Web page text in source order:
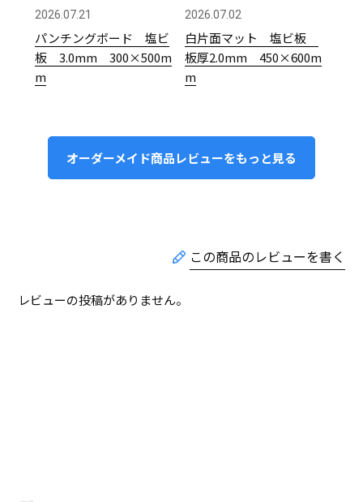
2026.07.21
パンチングボード 塩ビ
板 3.0mm 300×500m
m
2026.07.02
白片面マット 塩ビ板
板厚2.0mm 450×600m
m
オーダーメイド商品レビューをもっと見る
レビューの投稿がありません。